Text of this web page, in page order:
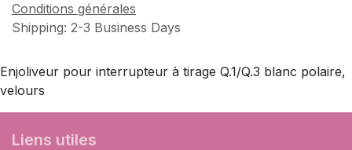
Conditions générales
Shipping: 2-3 Business Days
Enjoliveur pour interrupteur à tirage Q.1/Q.3 blanc polaire,
velours
Liens utiles